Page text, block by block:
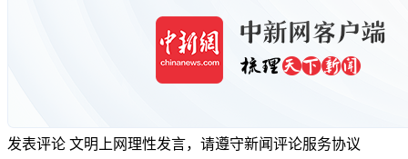
发表评论 文明上网理性发言，请遵守新闻评论服务协议